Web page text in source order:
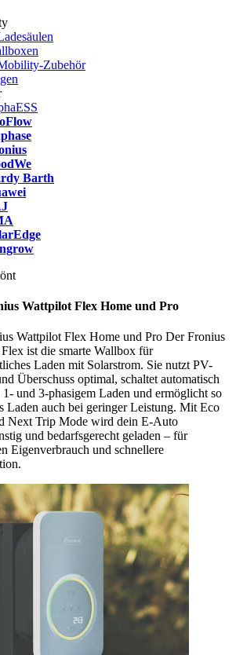
Zubehör
Barth
Wattpilot Flex Home und Pro
Wattpilot Flex Home und Pro Der Fronius
ist die smarte Wallbox für
Laden mit Solarstrom. Sie nutzt PV-
Überschuss optimal, schaltet automatisch
und 3-phasigem Laden und ermöglicht so
Laden auch bei geringer Leistung. Mit Eco
Next Trip Mode wird dein E-Auto
und bedarfsgerecht geladen – für
Eigenverbrauch und schnellere